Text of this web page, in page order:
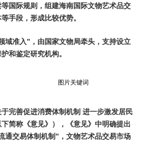
国际规则，组建海南国际文物艺术品交
手段，形成比较优势。
域准入”，由国家文物局牵头，支持设立
和鉴定研究机构。
完善促进消费体制机制 进一步激发居民
简称《意见》），《意见》中明确提出
通交易体制机制”，文物艺术品交易市场